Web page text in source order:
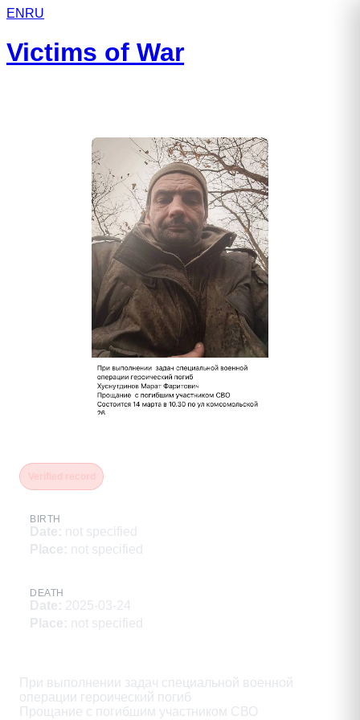
EN RU
Victims of War
BIRTH
Date: not specified
Place: not specified
DEATH
Date: 2025-03-24
Place: not specified
При выполнении задач специальной военной
операции героический погиб
Прощание с погибшим участником СВО